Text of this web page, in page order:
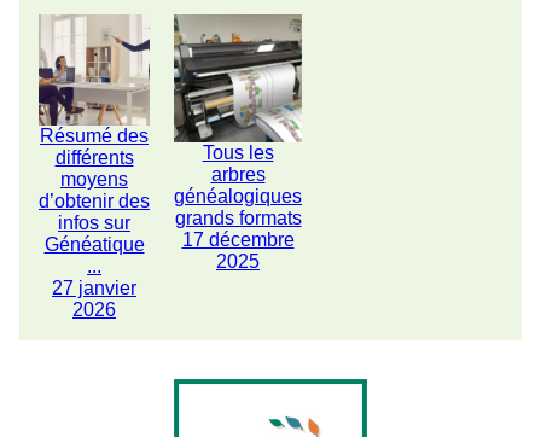
Résumé des
différents
moyens
d’obtenir des
infos sur
Généatique
...
27 janvier
2026
Tous les
arbres
généalogiques
grands formats
17 décembre
2025